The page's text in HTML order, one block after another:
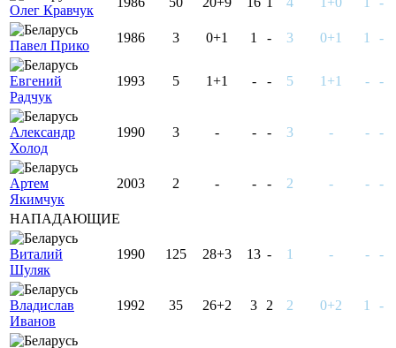
Олег Кравчук
Павел Прико
1986 3 0+1 1 - 3 0+1 1 -
Евгений
Радчук
1993 5 1+1 - - 5 1+1 - -
Александр
Холод
1990 3 - - - 3 - - -
Артем
Якимчук
2003 2 - - - 2 - - -
НАПАДАЮЩИЕ
Виталий
Шуляк
1990 125 28+3 13 - 1 - - -
Владислав
Иванов
1992 35 26+2 3 2 2 0+2 1 -